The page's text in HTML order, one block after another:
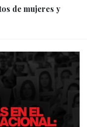
de mujeres y